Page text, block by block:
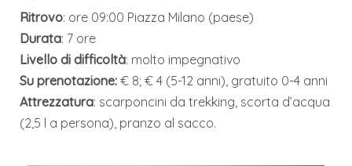
Ritrovo: ore 09:00 Piazza Milano (paese)
Durata: 7 ore
Livello di difficoltà: molto impegnativo
Su prenotazione: € 8; € 4 (5-12 anni), gratuito 0-4 anni
Attrezzatura: scarponcini da trekking, scorta d’acqua
(2,5 l a persona), pranzo al sacco.